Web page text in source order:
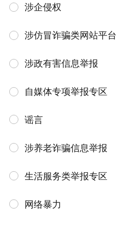
涉企侵权
涉仿冒诈骗类网站平台
涉政有害信息举报
自媒体专项举报专区
谣言
涉养老诈骗信息举报
生活服务类举报专区
网络暴力